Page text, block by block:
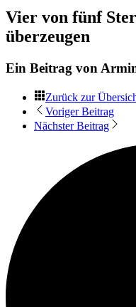
Vier von fünf
überzeugen
Ein Beitrag von
Zurück zur
Voriger Beitrag
Nächster Beitrag